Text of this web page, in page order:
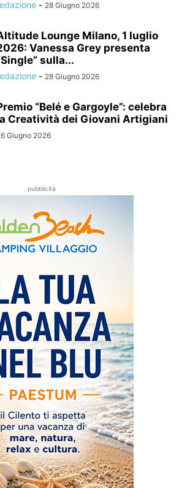
- 28 Giugno 2026
Lounge Milano, 1 luglio
Vanessa Grey presenta
sulla...
- 28 Giugno 2026
“Belé e Gargoyle”: celebra
Creatività dei Giovani Artigiani
Giugno 2026
pubblicità